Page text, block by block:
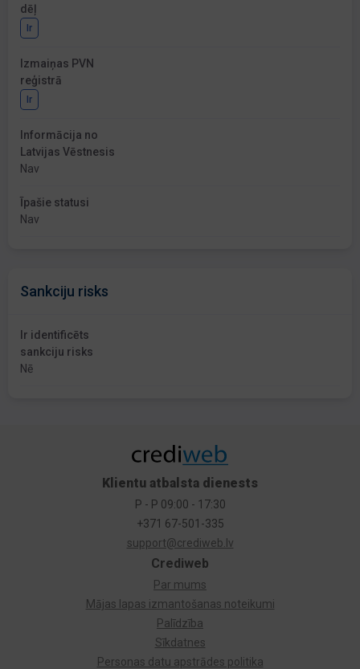
dēļ
Ir
Izmaiņas PVN
reģistrā
Ir
Informācija no
Latvijas Vēstnesis
Nav
Īpašie statusi
Nav
Sankciju risks
Ir identificēts
sankciju risks
Nē
Crediweb
Par mums
Mājas lapas izmantošanas noteikumi
Palīdzība
Sīkdatnes
Personas datu apstrādes politika
Klientu atbalsta dienests
P - P 09:00 - 17:30
+371 67-501-335
support@crediweb.lv